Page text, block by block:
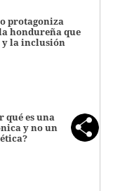
protagoniza
hondureña que
y la inclusión
qué es una
y no un